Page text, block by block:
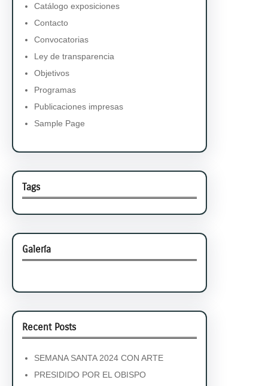
Catálogo exposiciones
Contacto
Convocatorias
Ley de transparencia
Objetivos
Programas
Publicaciones impresas
Sample Page
Tags
Galería
Recent Posts
SEMANA SANTA 2024 CON ARTE
PRESIDIDO POR EL OBISPO